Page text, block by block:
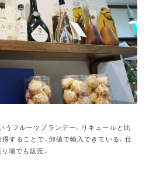
フルーツブランデー。リキュールと比
することで、卸値で輸入できている。仕
場でも販売。